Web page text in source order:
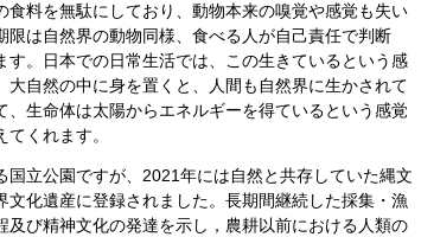
料を無駄にしており、動物本来の嗅覚や感覚も失い
は自然界の動物同様、食べる人が自己責任で判断
。
日本での日常生活では、この生きているという感
自然の中に身を置くと、人間も自然界に生かされて
生命体は太陽からエネルギーを得ているという感覚
くれます。
立公園ですが、2021年には自然と共存していた縄文
化遺産に登録されました。長期間継続した採集・漁
び精神文化の発達を示し，農耕以前における人類の